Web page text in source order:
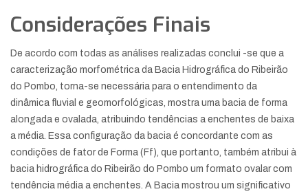
Considerações Finais
De acordo com todas as análises realizadas conclui -se que a
caracterização morfométrica da Bacia Hidrográfica do Ribeirão
do Pombo, torna-se necessária para o entendimento da
dinâmica fluvial e geomorfológicas, mostra uma bacia de forma
alongada e ovalada, atribuindo tendências a enchentes de baixa
a média. Essa configuração da bacia é concordante com as
condições de fator de Forma (Ff), que portanto, também atribui à
bacia hidrográfica do Ribeirão do Pombo um formato ovalar com
tendência média a enchentes. A Bacia mostrou um significativo